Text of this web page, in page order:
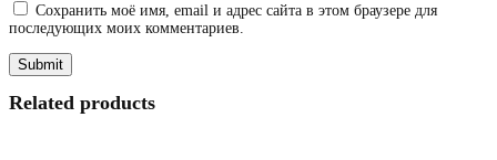
Сохранить моё имя, email и адрес сайта в этом браузере для
последующих моих комментариев.
Related products